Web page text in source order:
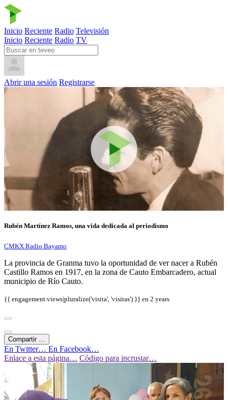
Inicio Reciente Radio Televisión
Inicio Reciente Radio TV
Abrir una sesión Registrarse
Rubén Martínez Ramos, una vida dedicada al periodismo
CMKX Radio Bayamo
La provincia de Granma tuvo la oportunidad de ver nacer a Rubén
Castillo Ramos en 1917, en la zona de Cauto Embarcadero, actual
municipio de Río Cauto.
{{ engagement.views|pluralize('visita', 'visitas') }} en 2 years
Compartir …
En Twitter… En Facebook…
Enlace a esta página… Código para incrustar…